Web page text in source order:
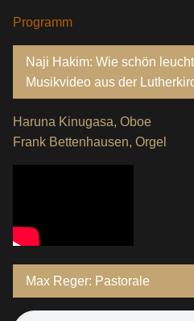
Programm
Naji Hakim: Wie schön
Musikvideo aus der
Haruna Kinugasa, Oboe
Frank Bettenhausen, Orgel
Max Reger: Pastorale